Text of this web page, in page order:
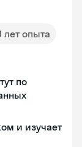
лет опыта
по
и изучает